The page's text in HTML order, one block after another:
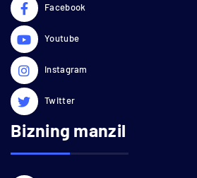
Facebook
Youtube
Instagram
Twitter
Bizning manzil